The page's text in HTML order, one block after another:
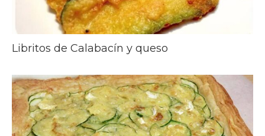
Libritos de Calabacín y queso